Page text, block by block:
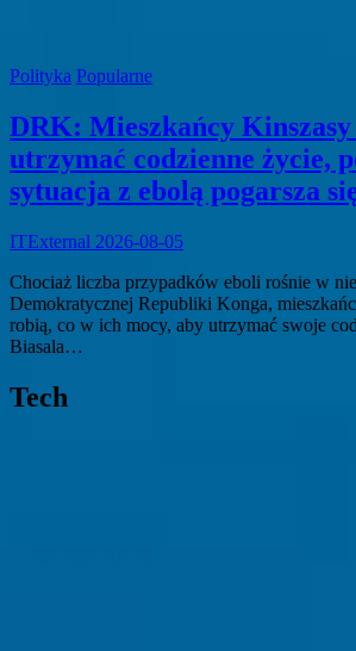
Polityka Popularne
DRK: Mieszkańcy
utrzymać codzienne życie,
sytuacja z ebolą pogarsza
ITExternal 2026-08-05
Chociaż liczba przypadków eboli rośnie w
Demokratycznej Republiki Konga,
robią, co w ich mocy, aby utrzymać swoje
Biasala…
Tech